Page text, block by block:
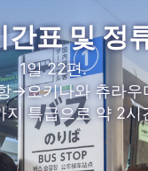
간표 및 정
1일 22편.
→오키나와 츄라우
지 특급으로 약 2시